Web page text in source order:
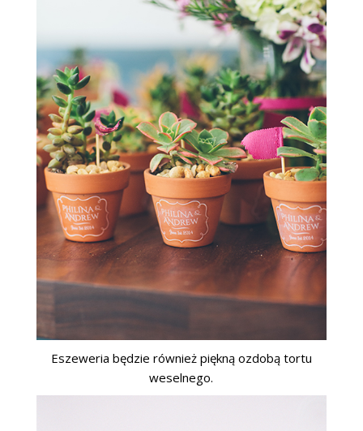
Eszeweria będzie również piękną ozdobą tortu
weselnego.